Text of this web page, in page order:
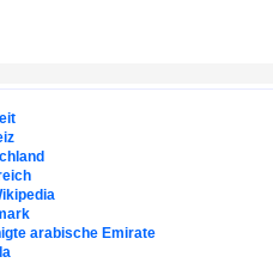
arabische Emirate